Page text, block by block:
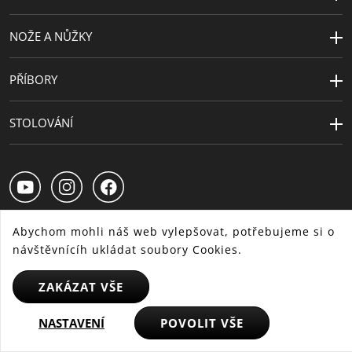
NOŽE A NŮŽKY
PŘÍBORY
STOLOVÁNÍ
© 2025 WMF - Všechna práva vyhrazena
Abychom mohli náš web vylepšovat, potřebujeme si o
návštěvnícíh ukládat soubory Cookies.
ZAKÁZAT VŠE
NASTAVENÍ POVOLIT VŠE